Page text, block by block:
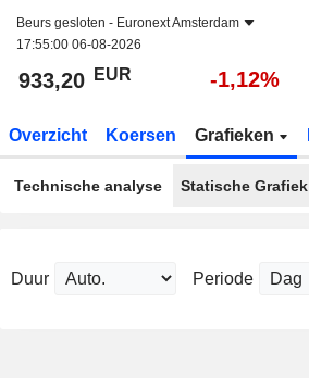
Beurs gesloten - Euronext Amsterdam
17:55:00 06-08-2026
933,20 EUR -1,12%
Overzicht Koersen Grafieken
Technische analyse Statische Grafiek
Duur Periode